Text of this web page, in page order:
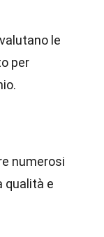
le
per
numerosi
qualità e